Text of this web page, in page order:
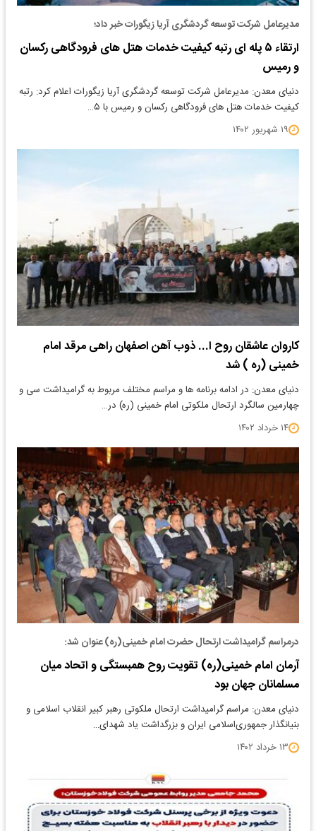
مدیرعامل شرکت توسعه گردشگری آریا زیگورات خبر داد؛
ارتقاء ۵ پله ای رتبه کیفیت خدمات هتل های فرودگاهی رکسان
و رمیس
دنیای معدن: مدیرعامل شرکت توسعه گردشگری آریا زیگورات اعلام کرد: رتبه
کیفیت خدمات هتل های فرودگاهی رکسان و رمیس با ۵…
۱۹ شهریور ۱۴۰۲
کاروان عاشقان روح ا... ذوب آهن اصفهان راهی مرقد امام
خمینی (ره ) شد
دنیای معدن: در ادامه برنامه ها و مراسم مختلف مربوط به گرامیداشت سی و
چهارمین سالگرد ارتحال ملکوتی امام خمینی (ره) در…
۱۴ خرداد ۱۴۰۲
درمراسم گرامیداشت ارتحال حضرت امام خمینی(ره) عنوان شد:
آرمان امام خمینی(ره) تقویت روح همبستگى و اتحاد میان
مسلمانان جهان بود
دنیای معدن: مراسم گرامیداشت ارتحال ملکوتی رهبر کبیر انقلاب اسلامی و
بنیانگذار جمهوری‌اسلامی ایران و بزرگداشت یاد شهدای…
۱۳ خرداد ۱۴۰۲